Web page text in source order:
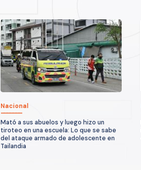
Nacional
Mató a sus abuelos y luego hizo un
tiroteo en una escuela: Lo que se sabe
del ataque armado de adolescente en
Tailandia